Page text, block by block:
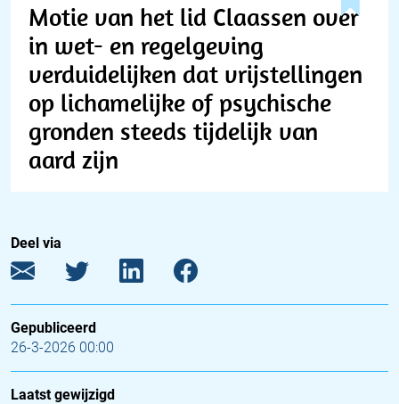
Motie van het lid Claassen over
in wet- en regelgeving
verduidelijken dat vrijstellingen
op lichamelijke of psychische
gronden steeds tijdelijk van
aard zijn
Deel via
Gepubliceerd
26-3-2026 00:00
Laatst gewijzigd